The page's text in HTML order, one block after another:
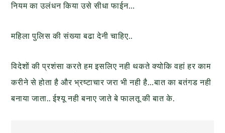
नियम का उलंधन किया उसे सीधा फाईन…
महिला पुलिस की संख्या बढा देनी चाहिए..
विदेशों की प्रशंसा करते हम इसलिए नही थकते क्योकि वहां हर काम
करीने से होता है और भ्रष्टाचार जरा भी नही है…बात का बतंगड नही
बनाया जाता.. ईश्यू नही बनाए जाते बे फालतू की बात के.